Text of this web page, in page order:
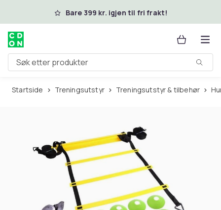
Hopp til hovedinnholdBare 399 kr. igjen til fri frakt!
Søk etter produkter
Startside Treningsutstyr Treningsutstyr & tilbehør